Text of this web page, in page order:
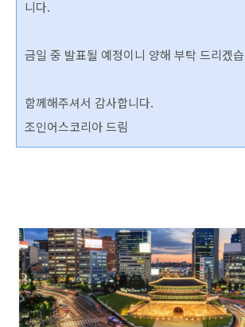
니다.
금일 중 발표될 예정이니 양해 부탁 드리겠
함께해주셔서 감사합니다.
조인어스코리아 드림